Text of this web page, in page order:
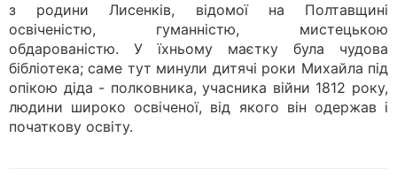
з родини Лисенків, відомої на Полтавщині
освіченістю, гуманністю, мистецькою
обдарованістю. У їхньому маєтку була чудова
бібліотека; саме тут минули дитячі роки Михайла під
опікою діда - полковника, учасника війни 1812 року,
людини широко освіченої, від якого він одержав і
початкову освіту.